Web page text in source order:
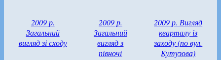
2009 р.
Загальний
вигляд зі сходу
2009 р.
Загальний
вигляд з
півночі
2009 р. Вигляд
кварталу із
заходу (по вул.
Кутузова)